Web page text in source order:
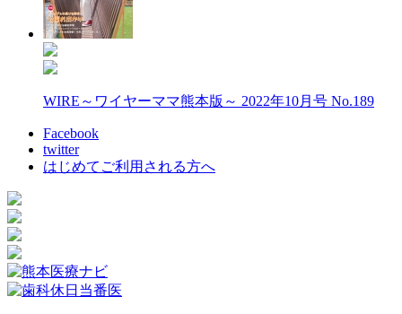
WIRE～ワイヤーママ熊本版～ 2022年10月号 No.189
Facebook
twitter
はじめてご利用される方へ